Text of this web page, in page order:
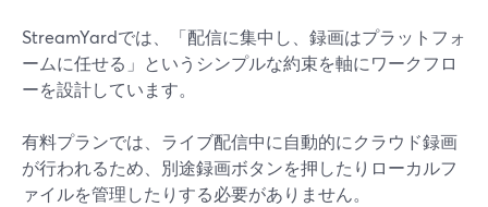
StreamYardでは、「配信に集中し、録画はプラットフォ
ームに任せる」というシンプルな約束を軸にワークフロ
ーを設計しています。
有料プランでは、ライブ配信中に自動的にクラウド録画
が行われるため、別途録画ボタンを押したりローカルフ
ァイルを管理したりする必要がありません。